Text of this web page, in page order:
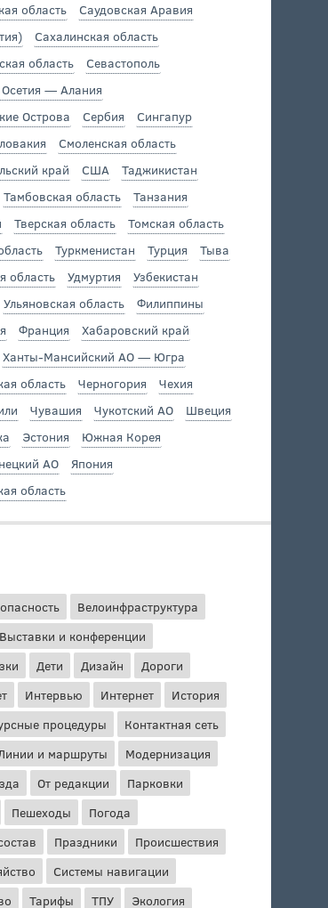
область
Саудовская Аравия
Сахалинская область
область
Севастополь
— Алания
Острова
Сербия
Сингапур
Смоленская область
край
США
Таджикистан
Тамбовская область
Танзания
Тверская область
Томская область
Туркменистан Турция
Тыва
область
Удмуртия
Узбекистан
Ульяновская область
Филиппины
Франция
Хабаровский край
Ханты-Мансийский АО — Югра
область
Черногория
Чехия
Чувашия Чукотский АО
Швеция
Эстония
Южная Корея
АО
Япония
область
Велоинфраструктура
Выставки и конференции
Дети Дизайн
Дороги
Интервью Интернет
История
процедуры
Контактная сеть
и маршруты
Модернизация
От редакции
Парковки
Пешеходы
Погода
Праздники
Происшествия
Системы навигации
Тарифы ТПУ Экология